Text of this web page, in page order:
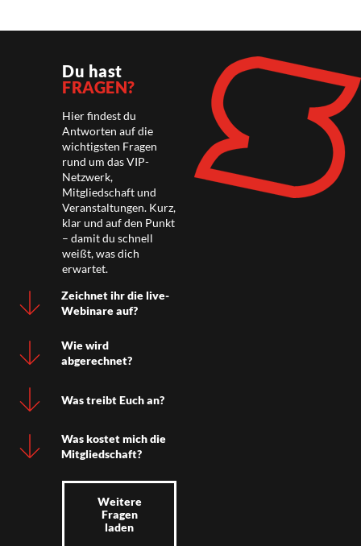
Du hast
FRAGEN?
Hier findest du
Antworten auf die
wichtigsten Fragen
rund um das VIP-
Netzwerk,
Mitgliedschaft und
Veranstaltungen. Kurz,
klar und auf den Punkt
– damit du schnell
weißt, was dich
erwartet.
Zeichnet ihr die live-
Webinare auf?
Wie wird
abgerechnet?
Was treibt Euch an?
Was kostet mich die
Mitgliedschaft?
Weitere
Fragen
laden